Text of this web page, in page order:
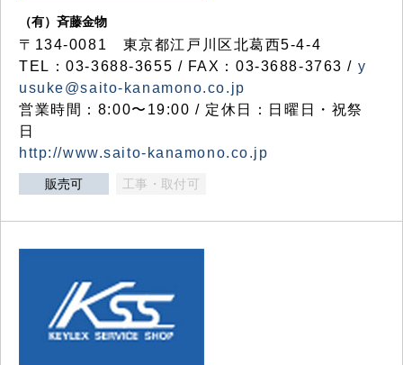
（有）斉藤金物
〒134-0081 東京都江戸川区北葛西5-4-4
TEL：03-3688-3655 / FAX：03-3688-3763 / y
usuke@saito-kanamono.co.jp
営業時間：8:00〜19:00 / 定休日：日曜日・祝祭
日
http://www.saito-kanamono.co.jp
販売可 工事・取付可